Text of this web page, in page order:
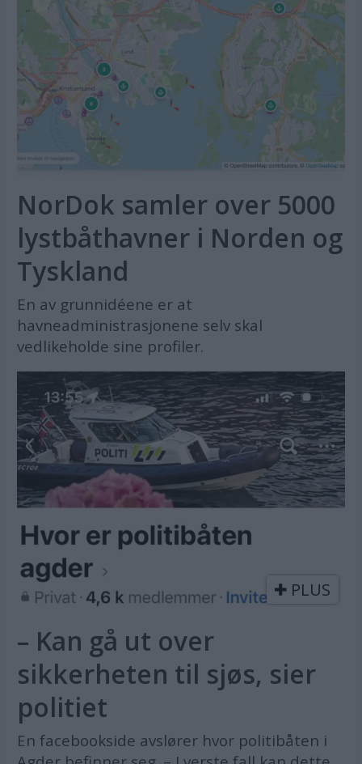
NorDok samler over 5000
lystbåthavner i Norden og
Tyskland
En av grunnidéene er at
havneadministrasjonene selv skal
vedlikeholde sine profiler.
PLUS
– Kan gå ut over
sikkerheten til sjøs, sier
politiet
En facebookside avslører hvor politibåten i